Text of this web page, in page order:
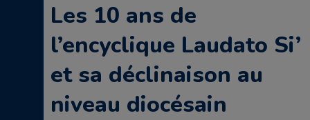
Les 10 ans de
l’encyclique Laudato Si’
et sa déclinaison au
niveau diocésain